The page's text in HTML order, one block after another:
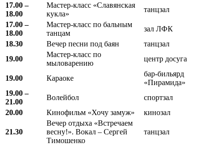
17.00 –
18.00
Мастер-класс «Славянская
кукла»
танцзал
17.00 –
18.00
Мастер-класс по бальным
танцам
зал ЛФК
18.30
Вечер песни под баян
танцзал
19.00
Мастер-класс по
мыловарению
центр досуга
19.00 Караоке
бар-бильярд
«Пирамида»
19.00 –
21.00
Волейбол
спортзал
20.00
Кинофильм «Хочу замуж» кинозал
21.30
Вечер отдыха «Встречаем
весну!». Вокал – Сергей
Тимошенко
танцзал